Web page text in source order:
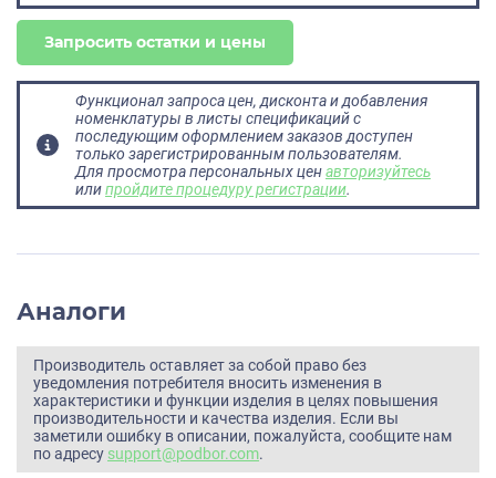
Запросить остатки и цены
Функционал запроса цен, дисконта и добавления
номенклатуры в листы спецификаций с
последующим оформлением заказов доступен
только зарегистрированным пользователям.
Для просмотра персональных ценавторизуйтесь
илипройдите процедуру регистрации.
Аналоги
Производитель оставляет за собой право без
уведомления потребителя вносить изменения в
характеристики и функции изделия в целях повышения
производительности и качества изделия. Если вы
заметили ошибку в описании, пожалуйста, сообщите нам
по адресу support@podbor.com.